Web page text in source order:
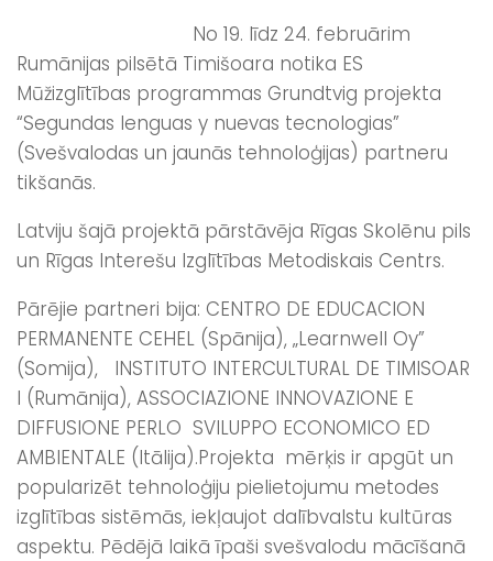
No 19. līdz 24. februārim
Rumānijas pilsētā Timišoara notika ES
Mūžizglītības programmas Grundtvig projekta
“Segundas lenguas y nuevas tecnologias”
(Svešvalodas un jaunās tehnoloģijas) partneru
tikšanās.
Latviju šajā projektā pārstāvēja Rīgas Skolēnu pils
un Rīgas Interešu Izglītības Metodiskais Centrs.
Pārējie partneri bija: CENTRO DE EDUCACION
PERMANENTE CEHEL (Spānija), „Learnwell Oy”
(Somija), INSTITUTO INTERCULTURAL DE TIMISOAR
I (Rumānija), ASSOCIAZIONE INNOVAZIONE E
DIFFUSIONE PERLO SVILUPPO ECONOMICO ED
AMBIENTALE (Itālija).Projekta mērķis ir apgūt un
popularizēt tehnoloģiju pielietojumu metodes
izglītības sistēmās, iekļaujot dalībvalstu kultūras
aspektu. Pēdējā laikā īpaši svešvalodu mācīšanā